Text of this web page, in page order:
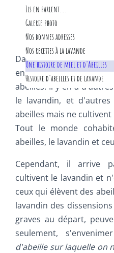
La culture de la lavande
Les différentes lavandes
Et le lavandin?
pour la santé
pour le bien-être
en parfumerie
L'Osmothèque
Garantie consommateurs
Bio et AOP?
Procédé d'extraction
Alambics et distillation
Les Producteurs d'AOP
Ils en parlent...
Raymond CHAILLAN
Monsieur SAGARA
Anecdotes
Une histoire de miel et d'Abeilles
Histoire d'abeilles et de lavande
Haute-Provence
Galerie photo
Nos bonnes adresses
Nos recettes à la lavande
Nous contacter
Dans la vallée de
en a qui cultivent le
abeilles. Il y en a
le lavandin, et
abeilles mais ne cultivent
Tout le monde
abeilles, le lavandin et
Cependant, il arrive
cultivent le lavandin et
ceux qui élèvent des
lavandin des
graves au départ,
seulement,
d'abeille sur laquelle on